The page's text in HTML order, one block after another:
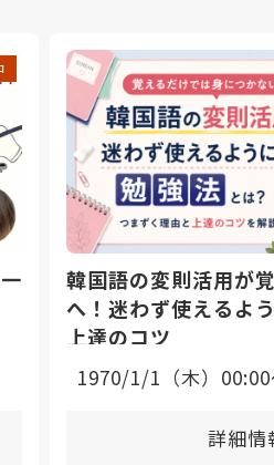
韓国語の変則活用が
へ！迷わず使えるよ
上達のコツ
1970/1/1（木）00:00
詳細情